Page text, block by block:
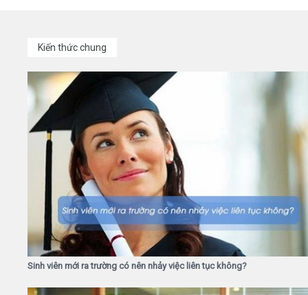
Kiến thức chung
Sinh viên mới ra trường có nên nhảy việc liên tục không?